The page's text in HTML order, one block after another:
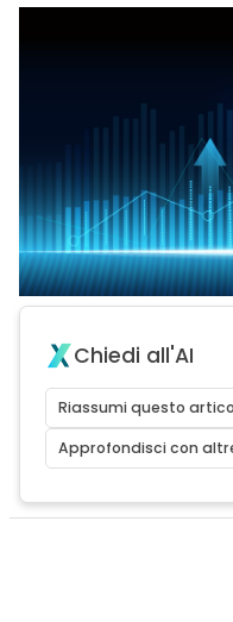
Chiedi all'AI
Riassumi questo
Approfondisci con